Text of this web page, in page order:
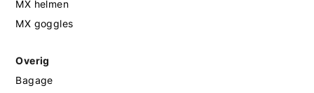
MX helmen
MX goggles
Overig
Bagage